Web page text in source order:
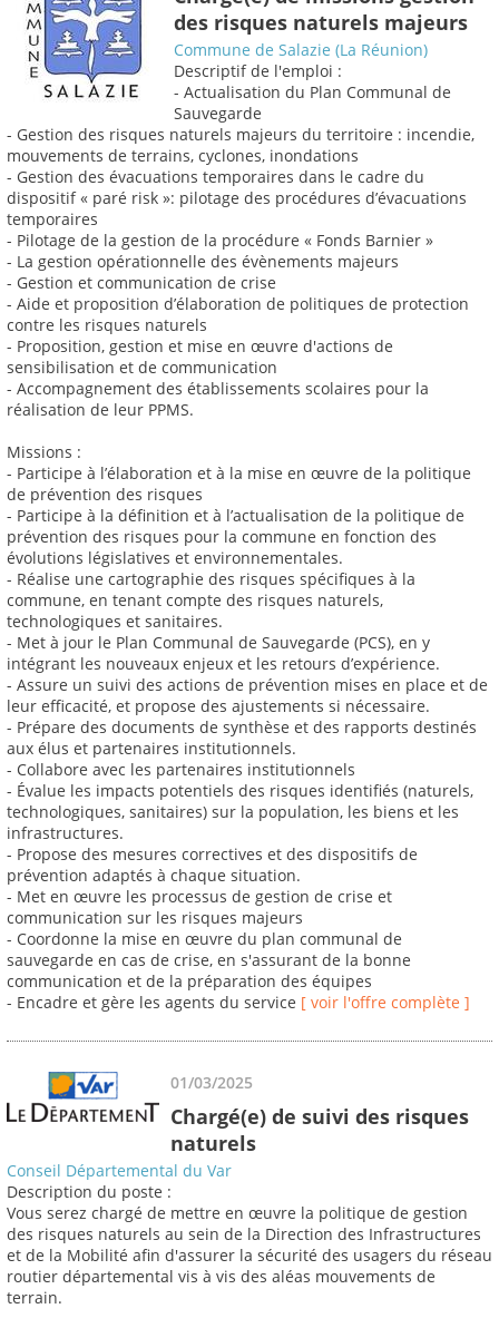
des risques naturels majeurs
Commune de Salazie (La Réunion)
Descriptif de l'emploi :
- Actualisation du Plan Communal de
Sauvegarde
- Gestion des risques naturels majeurs du territoire : incendie,
mouvements de terrains, cyclones, inondations
- Gestion des évacuations temporaires dans le cadre du
dispositif « paré risk »: pilotage des procédures d’évacuations
temporaires
- Pilotage de la gestion de la procédure « Fonds Barnier »
- La gestion opérationnelle des évènements majeurs
- Gestion et communication de crise
- Aide et proposition d’élaboration de politiques de protection
contre les risques naturels
- Proposition, gestion et mise en œuvre d'actions de
sensibilisation et de communication
- Accompagnement des établissements scolaires pour la
réalisation de leur PPMS.
Missions :
- Participe à l’élaboration et à la mise en œuvre de la politique
de prévention des risques
- Participe à la définition et à l’actualisation de la politique de
prévention des risques pour la commune en fonction des
évolutions législatives et environnementales.
- Réalise une cartographie des risques spécifiques à la
commune, en tenant compte des risques naturels,
technologiques et sanitaires.
- Met à jour le Plan Communal de Sauvegarde (PCS), en y
intégrant les nouveaux enjeux et les retours d’expérience.
- Assure un suivi des actions de prévention mises en place et de
leur efficacité, et propose des ajustements si nécessaire.
- Prépare des documents de synthèse et des rapports destinés
aux élus et partenaires institutionnels.
- Collabore avec les partenaires institutionnels
- Évalue les impacts potentiels des risques identifiés (naturels,
technologiques, sanitaires) sur la population, les biens et les
infrastructures.
- Propose des mesures correctives et des dispositifs de
prévention adaptés à chaque situation.
- Met en œuvre les processus de gestion de crise et
communication sur les risques majeurs
- Coordonne la mise en œuvre du plan communal de
sauvegarde en cas de crise, en s'assurant de la bonne
communication et de la préparation des équipes
- Encadre et gère les agents du service [ voir l'offre complète ]
01/03/2025
Chargé(e) de suivi des risques
naturels
Conseil Départemental du Var
Description du poste :
Vous serez chargé de mettre en œuvre la politique de gestion
des risques naturels au sein de la Direction des Infrastructures
et de la Mobilité afin d'assurer la sécurité des usagers du réseau
routier départemental vis à vis des aléas mouvements de
terrain.